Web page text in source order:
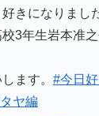
きになりまし
3年生岩本准
ます。 #今日好
ヤ編